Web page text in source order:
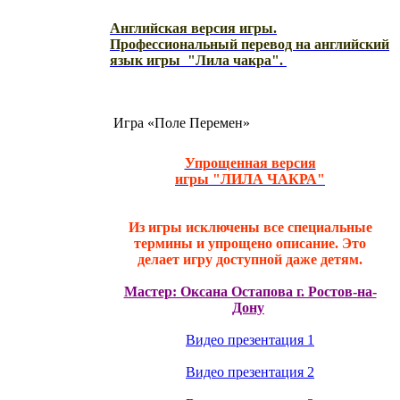
Английская версия игры.
Профессиональный перевод на английский
язык игры "Лила чакра".
Игра «Поле Перемен»
Упрощенная версия
игры "ЛИЛА ЧАКРА"
Из игры исключены все специальные
термины и упрощено описание. Это
делает игру доступной даже детям.
Мастер: Оксана Остапова г. Ростов-на-
Дону
Видео презентация 1
Видео презентация 2